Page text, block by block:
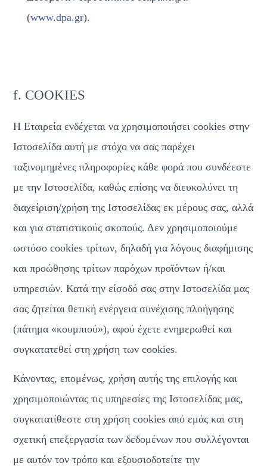
(www.dpa.gr).
f. COOKIES
Η Εταιρεία ενδέχεται να χρησιμοποιήσει cookies στην
Ιστοσελίδα αυτή με στόχο να σας παρέχει
ταξινομημένες πληροφορίες κάθε φορά που συνδέεστε
με την Ιστοσελίδα, καθώς επίσης να διευκολύνει τη
διαχείριση/χρήση της Ιστοσελίδας εκ μέρους σας, αλλά
και για στατιστικούς σκοπούς. Δεν χρησιμοποιούμε
ωστόσο cookies τρίτων, δηλαδή για λόγους διαφήμισης
και προώθησης τρίτων παρόχων προϊόντων ή/και
υπηρεσιών. Κατά την είσοδό σας στην Ιστοσελίδα μας
σας ζητείται θετική ενέργεια συνέχισης πλοήγησης
(πάτημα «κουμπιού»), αφού έχετε ενημερωθεί και
συγκατατεθεί στη χρήση των cookies.
Κάνοντας, επομένως, χρήση αυτής της επιλογής και
χρησιμοποιώντας τις υπηρεσίες της Ιστοσελίδας μας,
συγκατατίθεστε στη χρήση cookies από εμάς και στη
σχετική επεξεργασία των δεδομένων που συλλέγονται
με αυτόν τον τρόπο και εξουσιοδοτείτε την